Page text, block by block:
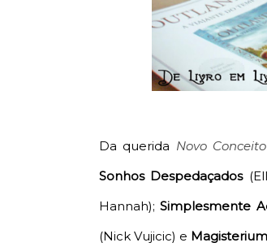
Da querida Novo Conceito
Sonhos Despedaçados
Hannah);Simplesmente
(Nick Vujicic) e